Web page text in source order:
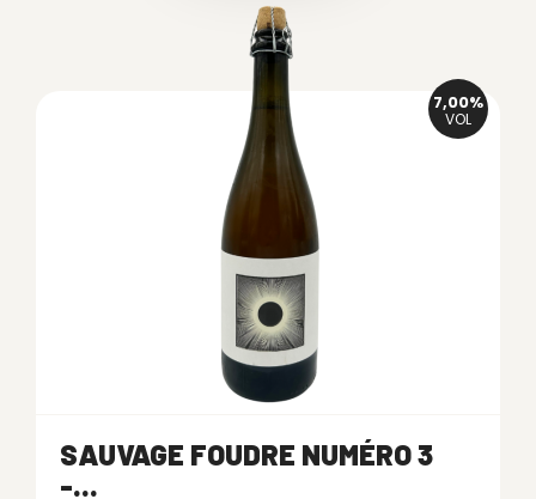
7,00%
VOL
SAUVAGE FOUDRE NUMÉRO 3
-...